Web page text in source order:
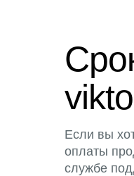
Если вы
оплаты
службе